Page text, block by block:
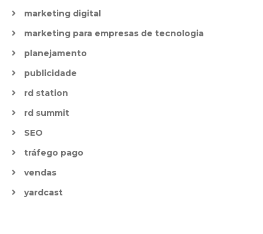
marketing digital
marketing para empresas de tecnologia
planejamento
publicidade
rd station
rd summit
SEO
tráfego pago
vendas
yardcast